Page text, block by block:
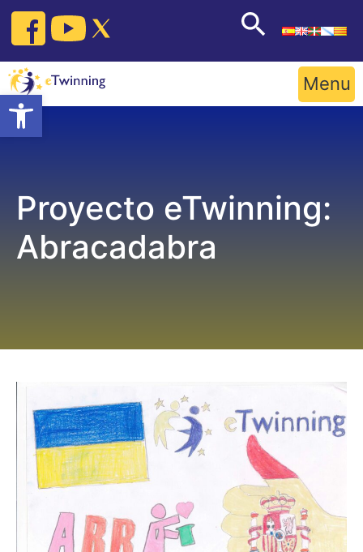
Open toolbar
Skip
content
Menu
Proyecto eTwinning:
Abracadabra